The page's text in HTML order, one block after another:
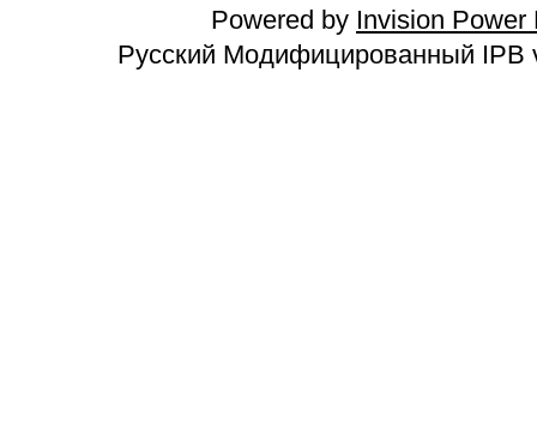
Powered by Invision Power
Русский Модифицированный IPB